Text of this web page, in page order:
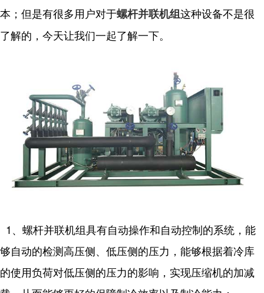
本；但是有很多用户对于螺杆并联机组这种设备不是很
了解的，今天让我们一起了解一下。
1、螺杆并联机组具有自动操作和自动控制的系统，能
够自动的检测高压侧、低压侧的压力，能够根据着冷库
的使用负荷对低压侧的压力的影响，实现压缩机的加减